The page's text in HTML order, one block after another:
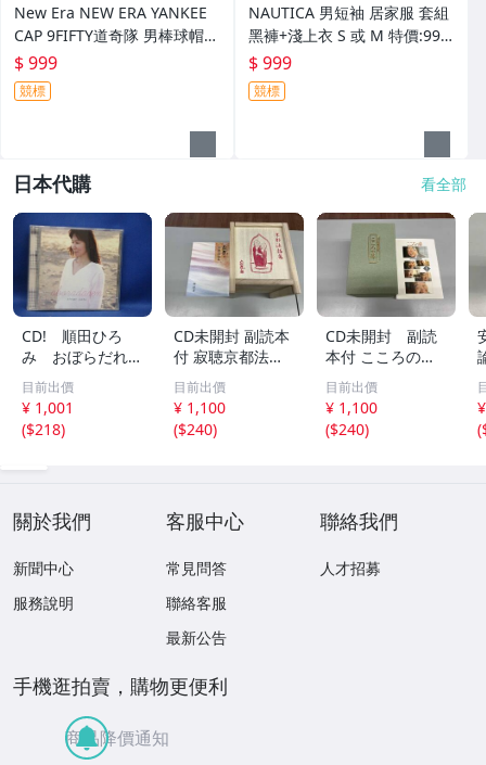
New Era NEW ERA YANKEE
CAP 9FIFTY道奇隊 男棒球帽
寶藍色款 特價:999元 單一尺寸
(ONE SIZE)
$ 999
競標
NAUTICA 男短袖 居家服 套組
黑褲+淺上衣 S 或 M 特價:999
元 亞洲尺寸(ASIAN) 此商品為
真品平行輸入
$ 999
競標
日本代購 看全部
CD! 順田ひろ
み おぼらだれ
ん 帯付き OM
CD-16 42405
目前出價
¥ 1,001
($218)
CD未開封 副読本
付 寂聴京都法話
集 ユーキャン
目前出價
¥ 1,100
($240)
CD未開封 副読
本付 こころの
扉 河合隼雄講話
集
目前出價
¥ 1,100
($240)
(
關於我們
新聞中心
服務說明
客服中心
常見問答
聯絡客服
最新公告
聯絡我們
人才招募
手機逛拍賣，購物更便利
商品降價通知